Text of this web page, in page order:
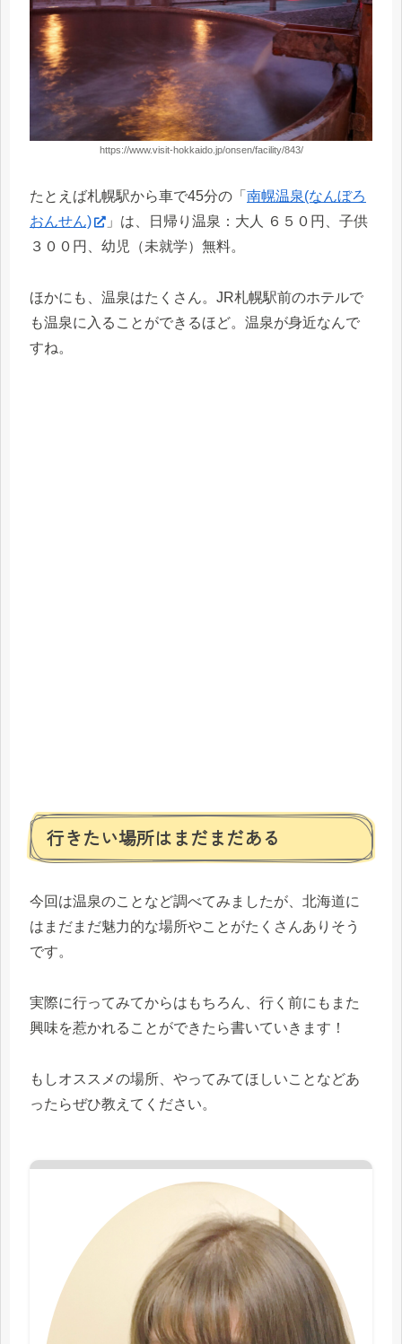
https://www.visit-hokkaido.jp/onsen/facility/843/
たとえば札幌駅から車で45分の「 南幌温泉(なんぼろ
おんせん)
」は、日帰り温泉：大人 ６５０円、子供
３００円、幼児（未就学）無料。
ほかにも、温泉はたくさん。JR札幌駅前のホテルで
も温泉に入ることができるほど。温泉が身近なんで
すね。
行きたい場所はまだまだある
今回は温泉のことなど調べてみましたが、北海道に
はまだまだ魅力的な場所やことがたくさんありそう
です。
実際に行ってみてからはもちろん、行く前にもまた
興味を惹かれることができたら書いていきます！
もしオススメの場所、やってみてほしいことなどあ
ったらぜひ教えてください。